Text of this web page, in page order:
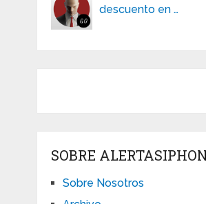
descuento en …
SOBRE
Sobre Nosotros